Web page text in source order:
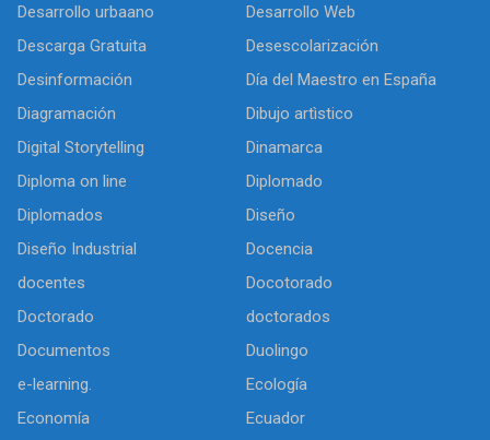
Desarrollo urbaano
Desarrollo Web
Descarga Gratuita
Desescolarización
Desinformación
Día del Maestro en España
Diagramación
Dibujo artìstico
Digital Storytelling
Dinamarca
Diploma on line
Diplomado
Diplomados
Diseño
Diseño Industrial
Docencia
docentes
Docotorado
Doctorado
doctorados
Documentos
Duolingo
e-learning.
Ecología
Economía
Ecuador